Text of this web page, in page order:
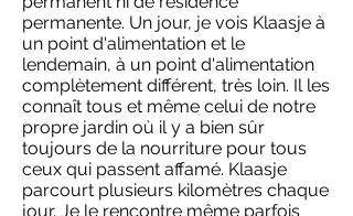
permanente. Un jour, je vois Klaasje à
un point d'alimentation et le
lendemain, à un point d'alimentation
complètement différent, très loin. Il les
connaît tous et même celui de notre
propre jardin où il y a bien sûr
toujours de la nourriture pour tous
ceux qui passent affamé. Klaasje
parcourt plusieurs kilomètres chaque
jour. Je le rencontre même parfois